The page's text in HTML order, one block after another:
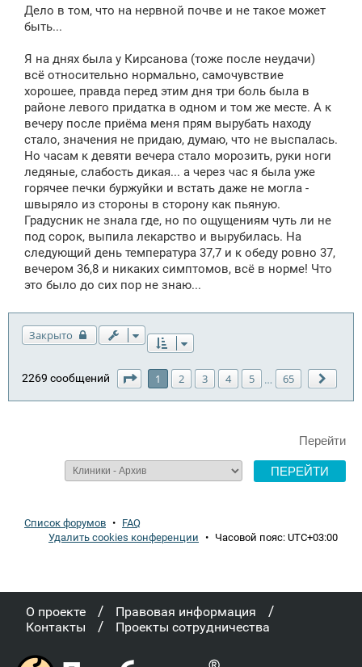
Дело в том, что на нервной почве и не такое может
быть...
Я на днях была у Кирсанова (тоже после неудачи)
всё относительно нормально, самочувствие
хорошее, правда перед этим дня три боль была в
районе левого придатка в одном и том же месте. А к
вечеру после приёма меня прям вырубать находу
стало, значения не придаю, думаю, что не выспалась.
Но часам к девяти вечера стало морозить, руки ноги
ледяные, слабость дикая... а через час я была уже
горячее печки буржуйки и встать даже не могла -
швыряло из стороны в сторону как пьяную.
Градусник не знала где, но по ощущениям чуть ли не
под сорок, выпила лекарство и вырубилась. На
следующий день температура 37,7 и к обеду ровно 37,
вечером 36,8 и никаких симптомов, всё в норме! Что
это было до сих пор не знаю...
Закрыто
2269 сообщений Страница из
1 2 3 4 5 … 65
Перейти
Список форумов • FAQ
Удалить cookies конференции • Часовой пояс: UTC+03:00
О проекте / Правовая информация /
Контакты / Проекты сотрудничества